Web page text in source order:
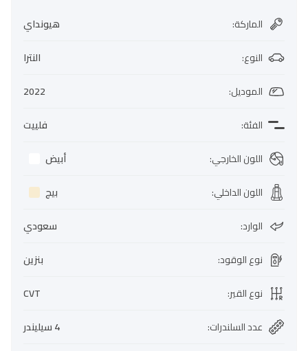
الماركة:
هيونداي
النوع:
النترا
الموديل:
2022
الفئة:
فلييت
اللون الخارجي:
أبيض
اللون الداخلي:
بيج
الوارد:
سعودي
نوع الوقود:
بنزين
نوع القير:
CVT
عدد السلندرات:
4 سيليندر